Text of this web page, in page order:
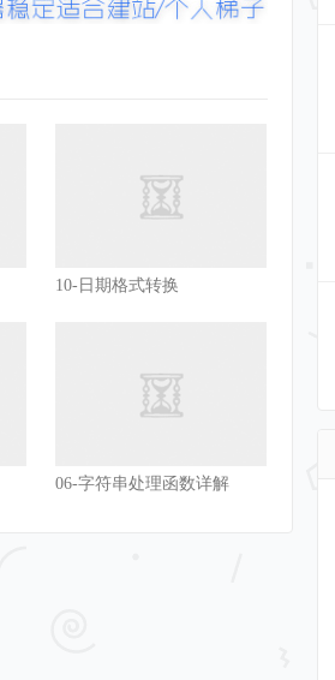
10-日期格式转换
06-字符串处理函数详解